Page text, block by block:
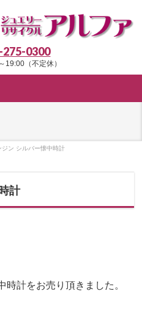
275-0300
19:00（不定休）
ジン シルバー懐中時計
計
時計をお売り頂きました。